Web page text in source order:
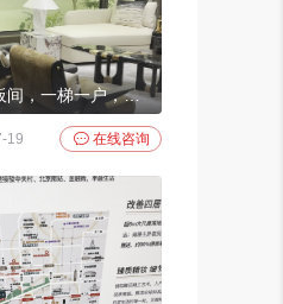
154平的样板间，一梯一户，四叶草户型
19  在线咨询